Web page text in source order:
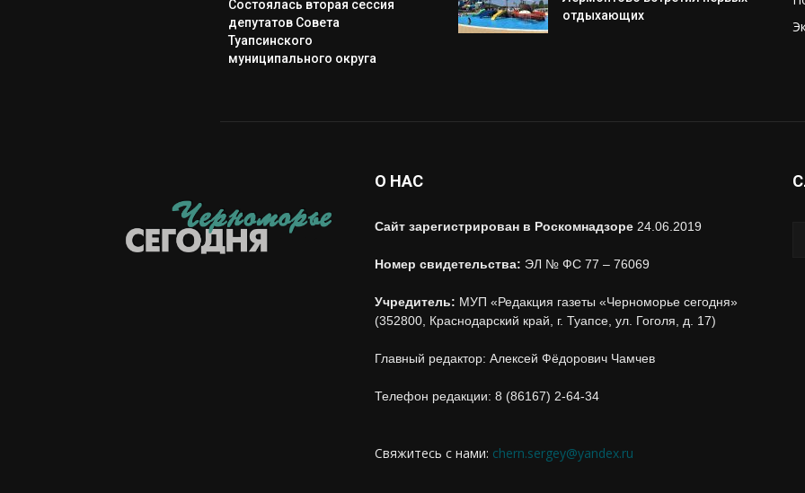
Состоялась вторая сессия
депутатов Совета
Туапсинского
муниципального округа
отдыхающих
О НАС
Сайт зарегистрирован в Роскомнадзоре 24.06.2019
Номер свидетельства: ЭЛ № ФС 77 – 76069
Учредитель: МУП «Редакция газеты «Черноморье сегодня»
(352800, Краснодарский край, г. Туапсе, ул. Гоголя, д. 17)
Главный редактор: Алексей Фёдорович Чамчев
Телефон редакции: 8 (86167) 2-64-34
Свяжитесь с нами: chern.sergey@yandex.ru